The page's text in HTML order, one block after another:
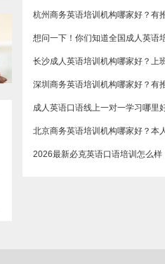
杭州商务英语培训机构哪家好？有
长沙成人英语培训机构哪家好？上
深圳商务英语培训机构哪家好？有